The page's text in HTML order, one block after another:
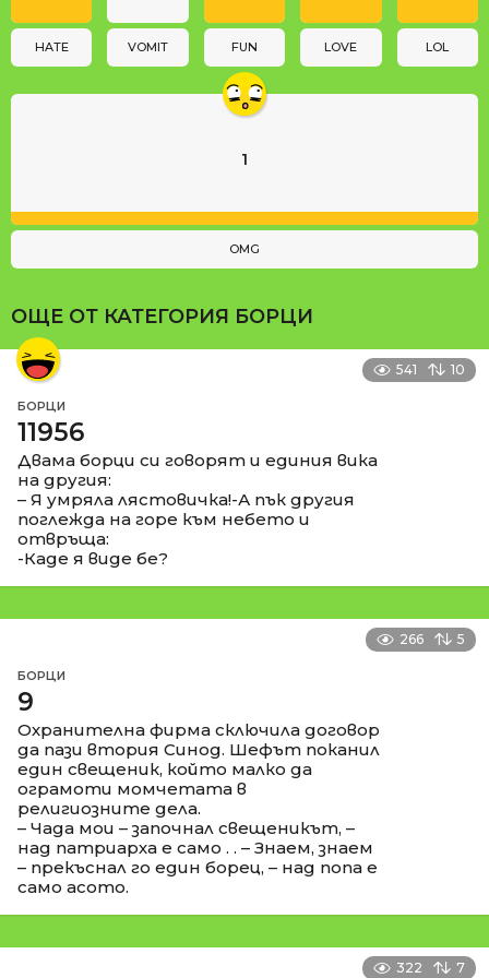
o
HATE VOMIT FUN LOVE LOL
1
OMG
ОЩЕ ОТ КАТЕГОРИЯ БОРЦИ
541 10
БОРЦИ
11956
Двама борци си говорят и единия вика
на другия:
– Я умряла лястовичка!-А пък другия
поглежда на горе към небето и
отвръща:
-Каде я виде бе?
266 5
БОРЦИ
9
Охранителна фирма сключила договор
да пази втория Синод. Шефът поканил
един свещеник, който малко да
ограмоти момчетата в
религиозните дела.
– Чада мои – започнал свещеникът, –
над патриарха е само . . – Знаем, знаем
– прекъснал го един борец, – над попа е
само асото.
322 7